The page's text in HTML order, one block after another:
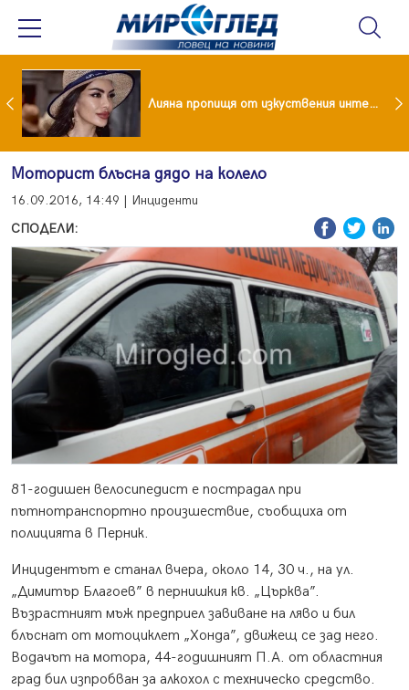
Популярен риалити герой заряза жена си заради друга Лияна пропищя от изкуствения интелект
Моторист блъсна дядо на колело
16.09.2016, 14:49 | Инциденти
СПОДЕЛИ:
81-годишен велосипедист е пострадал при
пътнотранспортно произшествие, съобщиха от
полицията в Перник.
Инцидентът е станал вчера, около 14, 30 ч., на ул.
„Димитър Благоев” в пернишкия кв. „Църква”.
Възрастният мъж предприел завиване на ляво и бил
блъснат от мотоциклет „Хонда”, движещ се зад него.
Водачът на мотора, 44-годишният П.А. от областния
град бил изпробван за алкохол с техническо средство.